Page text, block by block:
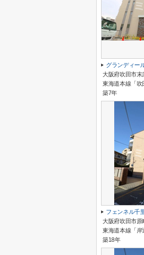
グランディー
大阪府吹田市末
東海道本線「
築7年
フェンネル千
大阪府吹田市
東海道本線「
築18年